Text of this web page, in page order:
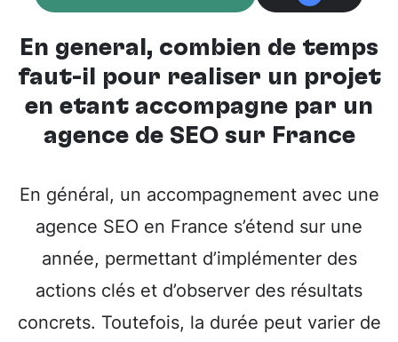
En général, combien de temps
faut-il pour réaliser un projet
en étant accompagné par un
agence de SEO sur France
En général, un accompagnement avec une
agence SEO en France s’étend sur une
année, permettant d’implémenter des
actions clés et d’observer des résultats
concrets. Toutefois, la durée peut varier de